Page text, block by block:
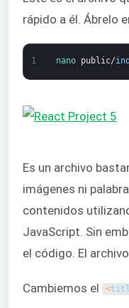
rápido a él. Ábrelo
1 nano public/
Es un archivo
imágenes ni
contenidos
JavaScript. Sin
el código. El archivo
Cambiemos el <